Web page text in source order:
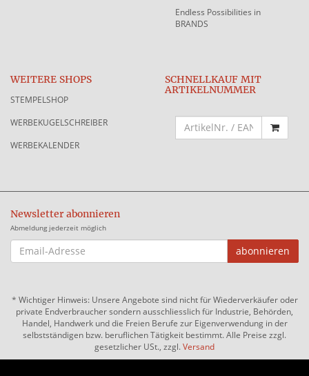
Endless Possibilities in
BRANDS
WEITERE SHOPS
STEMPELSHOP
WERBEKUGELSCHREIBER
WERBEKALENDER
SCHNELLKAUF MIT
ARTIKELNUMMER
Newsletter abonnieren
Abmeldung jederzeit möglich
EMAIL-
ADRESSE
abonnieren
* Wichtiger Hinweis: Unsere Angebote sind nicht für Wiederverkäufer oder
private Endverbraucher sondern ausschliesslich für Industrie, Behörden,
Handel, Handwerk und die Freien Berufe zur Eigenverwendung in der
selbstständigen bzw. beruflichen Tätigkeit bestimmt. Alle Preise zzgl.
gesetzlicher USt., zzgl.Versand